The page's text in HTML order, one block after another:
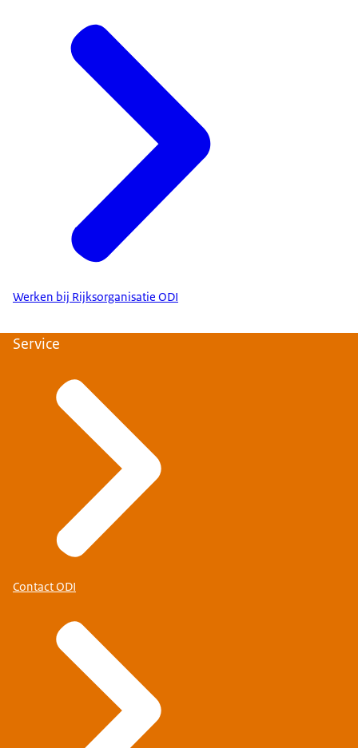
Werken bij Rijksorganisatie ODI
Service
Contact ODI